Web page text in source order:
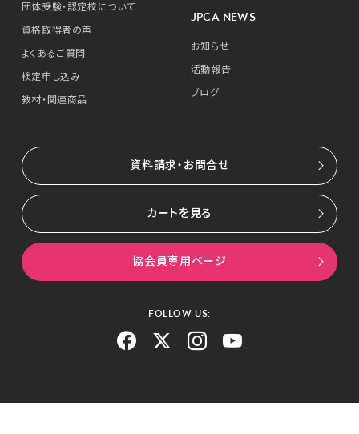
団体受験・認定校について
資格取得者の声
よくあるご質問
検定申し込み
教材・関連商品
JPCA NEWS
お知らせ
活動報告
ブログ
資料請求・お問合せ
カートを見る
協会員専用ページ
FOLLOW US: